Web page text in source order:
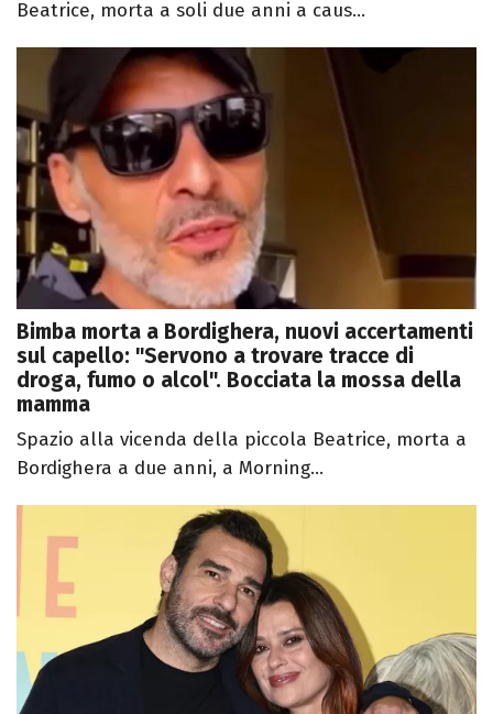
Beatrice, morta a soli due anni a caus...
Bimba morta a Bordighera, nuovi accertamenti
sul capello: "Servono a trovare tracce di
droga, fumo o alcol". Bocciata la mossa della
mamma
Spazio alla vicenda della piccola Beatrice, morta a
Bordighera a due anni, a Morning...